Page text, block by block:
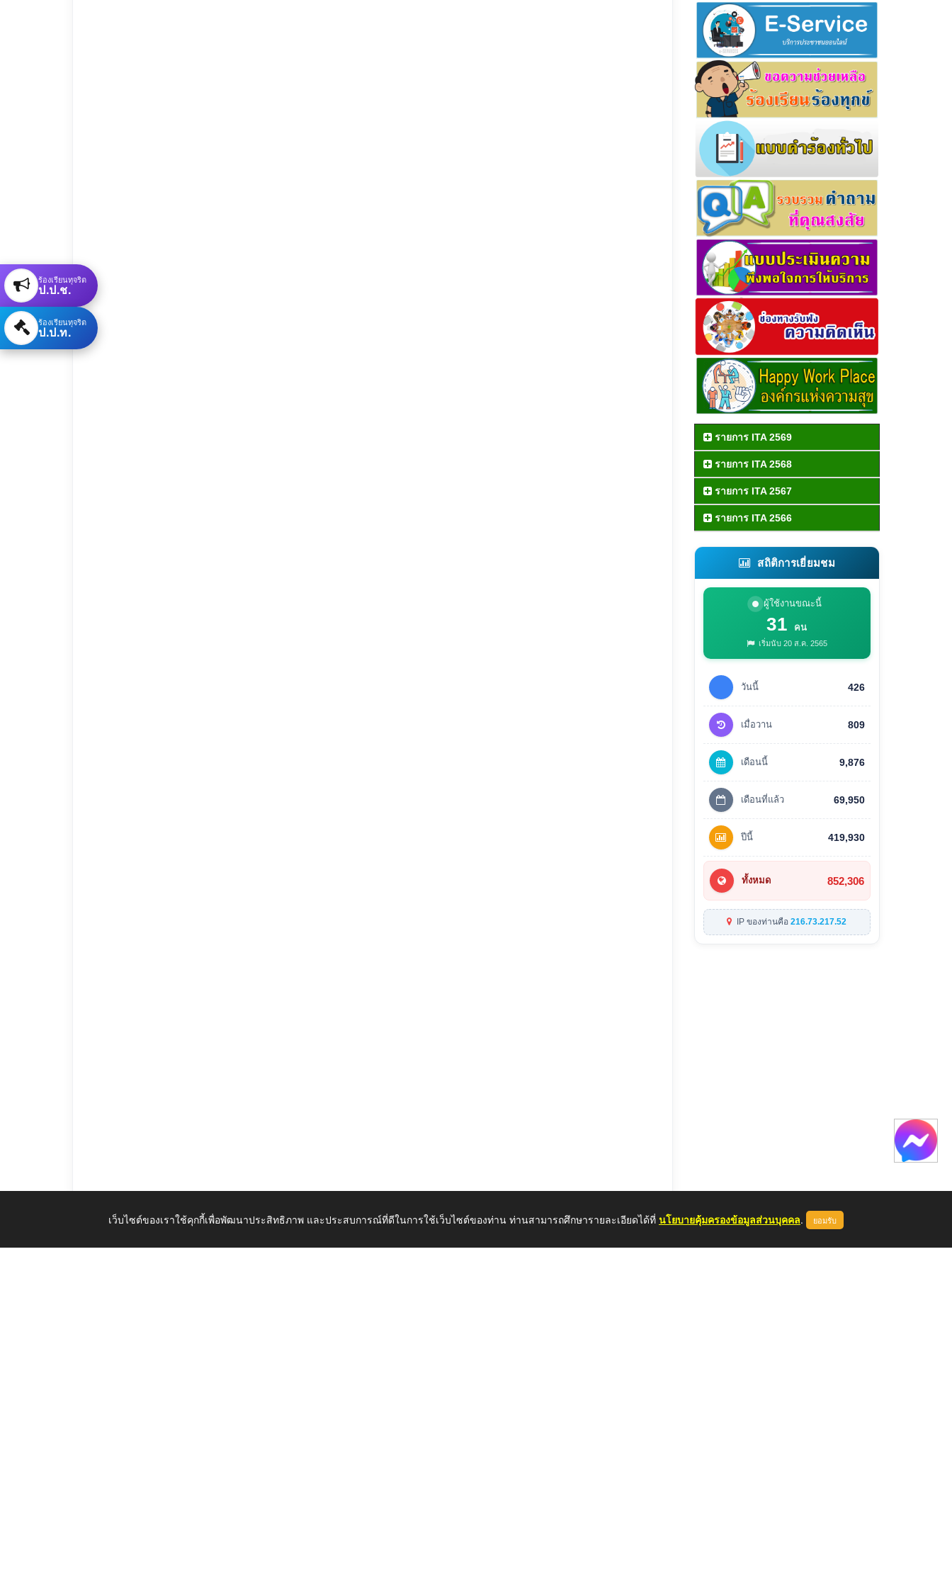
รายการ ITA 2569
รายการ ITA 2568
รายการ ITA 2567
รายการ ITA 2566
สถิติการเยี่ยมชม
ผู้ใช้งานขณะนี้
31 คน
เริ่มนับ 20 ส.ค. 2565
วันนี้ 426
เมื่อวาน 809
เดือนนี้ 9,876
เดือนที่แล้ว 69,950
ปีนี้ 419,930
ทั้งหมด 852,306
IP ของท่านคือ216.73.217.52
ร้องเรียนทุจริต
ป.ป.ช.
ร้องเรียนทุจริต
ป.ป.ท.
เว็บไซต์ของเราใช้คุกกี้เพื่อพัฒนาประสิทธิภาพ และประสบการณ์ที่ดีในการใช้เว็บไซต์ของท่าน ท่านสามารถศึกษารายละเอียดได้ที่ นโยบายคุ้มครองข้อมูลส่วนบุคคล. ยอมรับ